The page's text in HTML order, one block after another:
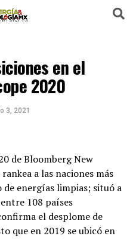
en el
2020
3, 2021
de Bloomberg New
a las naciones más
energías limpias; situó a
108 países
el desplome de
que en 2019 se ubicó en